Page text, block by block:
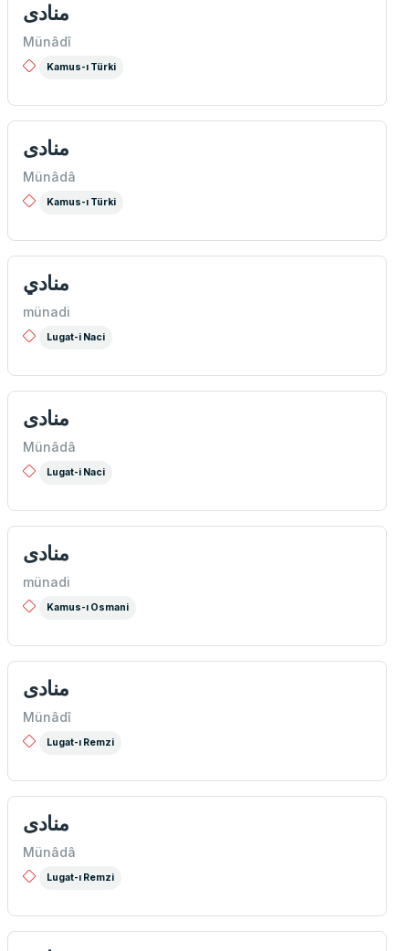
منادی
Münâdî
Kamus-ı Türki
منادی
Münâdâ
Kamus-ı Türki
منادي
münadi
Lugat-i Naci
منادی
Münâdâ
Lugat-i Naci
منادی
münadi
Kamus-ı Osmani
منادی
Münâdî
Lugat-ı Remzi
منادی
Münâdâ
Lugat-ı Remzi